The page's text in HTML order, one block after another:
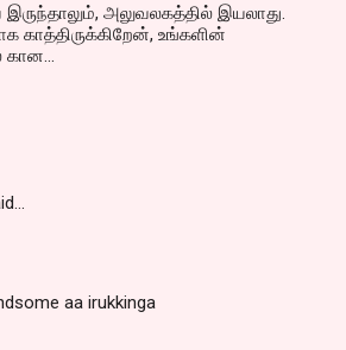
அலுவலகத்தில் இயலாது.
காத்திருக்கிறேன், உங்களின்
aa irukkinga